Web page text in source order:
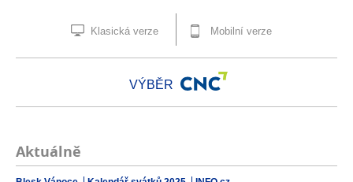
Klasická verze Mobilní verze
VÝBĚR
Aktuálně